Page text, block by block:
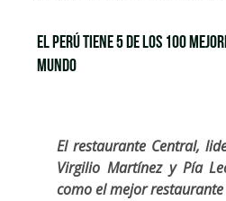
El Perú tiene 5 de los 100
mundo
El restaurante Central,
Virgilio Martínez y Pía
como el mejor